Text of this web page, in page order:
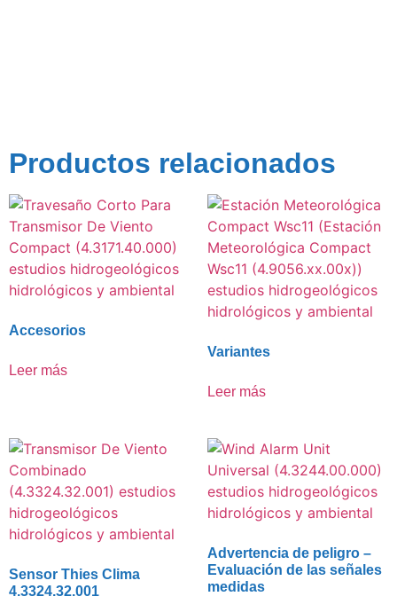
Productos relacionados
Accesorios
Leer más
Variantes
Leer más
Sensor Thies Clima
4.3324.32.001
Advertencia de peligro –
Evaluación de las señales
medidas